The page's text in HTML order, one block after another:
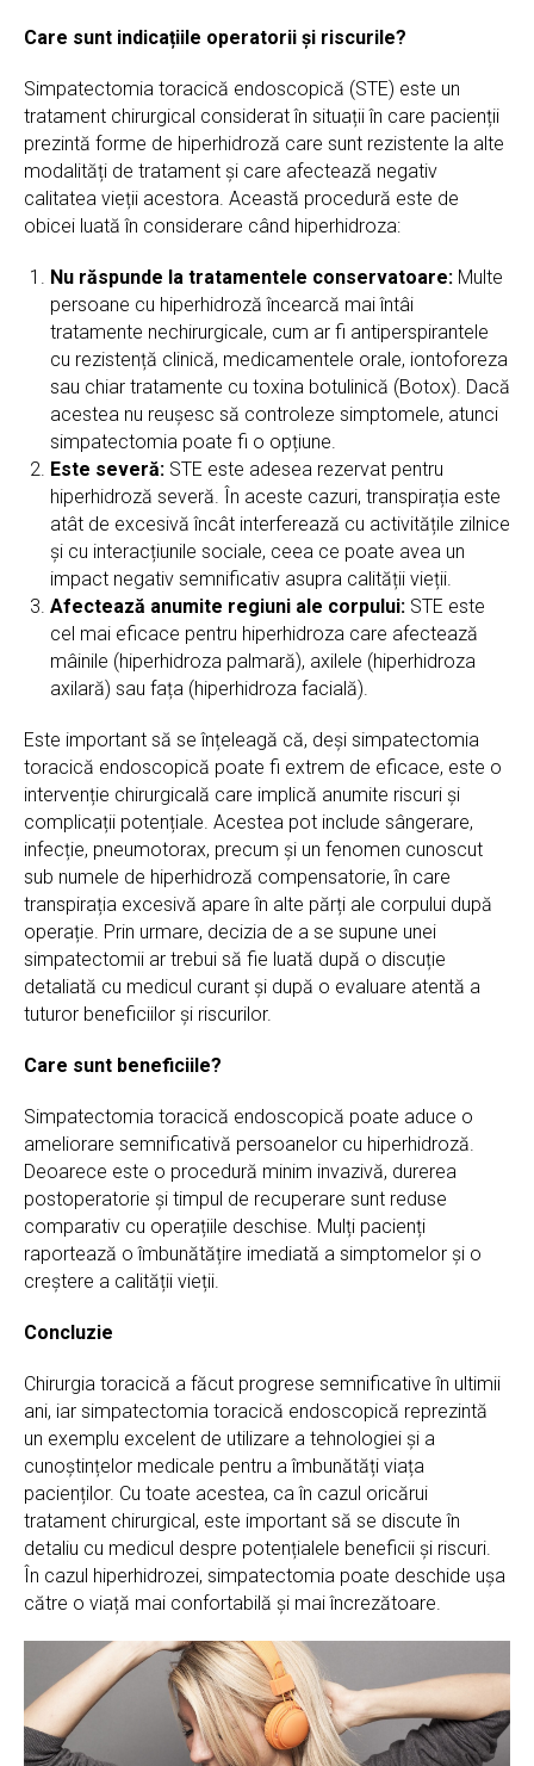
Care sunt indicațiile operatorii și riscurile?
Simpatectomia toracică endoscopică (STE) este un
tratament chirurgical considerat în situații în care pacienții
prezintă forme de hiperhidroză care sunt rezistente la alte
modalități de tratament și care afectează negativ
calitatea vieții acestora. Această procedură este de
obicei luată în considerare când hiperhidroza:
Nu răspunde la tratamentele conservatoare: Multe
persoane cu hiperhidroză încearcă mai întâi
tratamente nechirurgicale, cum ar fi antiperspirantele
cu rezistență clinică, medicamentele orale, iontoforeza
sau chiar tratamente cu toxina botulinică (Botox). Dacă
acestea nu reușesc să controleze simptomele, atunci
simpatectomia poate fi o opțiune.
Este severă: STE este adesea rezervat pentru
hiperhidroză severă. În aceste cazuri, transpirația este
atât de excesivă încât interferează cu activitățile zilnice
și cu interacțiunile sociale, ceea ce poate avea un
impact negativ semnificativ asupra calității vieții.
Afectează anumite regiuni ale corpului: STE este
cel mai eficace pentru hiperhidroza care afectează
mâinile (hiperhidroza palmară), axilele (hiperhidroza
axilară) sau fața (hiperhidroza facială).
Este important să se înțeleagă că, deși simpatectomia
toracică endoscopică poate fi extrem de eficace, este o
intervenție chirurgicală care implică anumite riscuri și
complicații potențiale. Acestea pot include sângerare,
infecție, pneumotorax, precum și un fenomen cunoscut
sub numele de hiperhidroză compensatorie, în care
transpirația excesivă apare în alte părți ale corpului după
operație. Prin urmare, decizia de a se supune unei
simpatectomii ar trebui să fie luată după o discuție
detaliată cu medicul curant și după o evaluare atentă a
tuturor beneficiilor și riscurilor.
Care sunt beneficiile?
Simpatectomia toracică endoscopică poate aduce o
ameliorare semnificativă persoanelor cu hiperhidroză.
Deoarece este o procedură minim invazivă, durerea
postoperatorie și timpul de recuperare sunt reduse
comparativ cu operațiile deschise. Mulți pacienți
raportează o îmbunătățire imediată a simptomelor și o
creștere a calității vieții.
Concluzie
Chirurgia toracică a făcut progrese semnificative în ultimii
ani, iar simpatectomia toracică endoscopică reprezintă
un exemplu excelent de utilizare a tehnologiei și a
cunoștințelor medicale pentru a îmbunătăți viața
pacienților. Cu toate acestea, ca în cazul oricărui
tratament chirurgical, este important să se discute în
detaliu cu medicul despre potențialele beneficii și riscuri.
În cazul hiperhidrozei, simpatectomia poate deschide ușa
către o viață mai confortabilă și mai încrezătoare.